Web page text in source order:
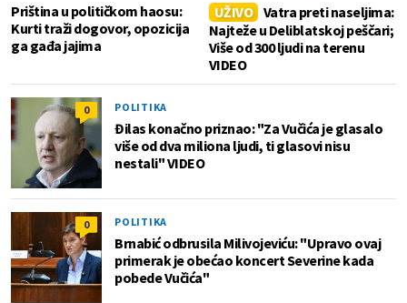
Priština u političkom haosu:
Kurti traži dogovor, opozicija
ga gađa jajima
UŽIVO Vatra preti naseljima:
Najteže u Deliblatskoj peščari;
Više od 300 ljudi na terenu
VIDEO
0 POLITIKA
Đilas konačno priznao: "Za Vučića je glasalo
više od dva miliona ljudi, ti glasovi nisu
nestali" VIDEO
0 POLITIKA
Brnabić odbrusila Milivojeviću: "Upravo ovaj
primerak je obećao koncert Severine kada
pobede Vučića"